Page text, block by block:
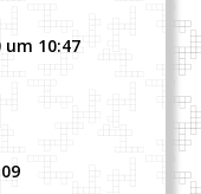
um 10:47